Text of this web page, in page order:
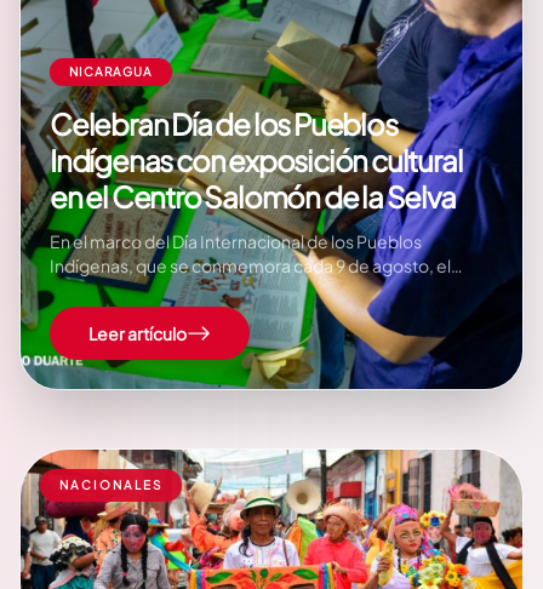
NICARAGUA
Celebran Día de los Pueblos
Indígenas con exposición cultural
en el Centro Salomón de la Selva
En el marco del Día Internacional de los Pueblos
Indígenas, que se conmemora cada 9 de agosto, el
Centro Cultural Salomón de la Selva desarrolló una
actividad dirigida a niños, jóvenes y familias, con el
propósito de promover el conocimiento y la valoración
de las raíces culturales de los…
Leer artículo
NACIONALES